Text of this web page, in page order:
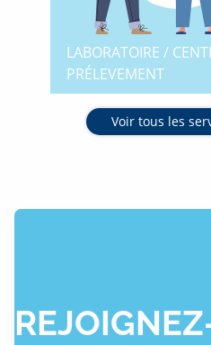
LABORATOIRE /
PRÉLEVEMENT
Voir tous les